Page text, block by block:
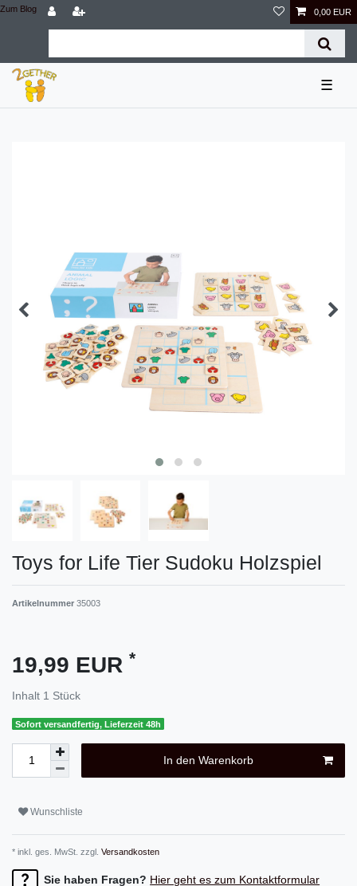
Zum Blog 0,00 EUR
☰
Toys for Life Tier Sudoku Holzspiel
Artikelnummer 35003
19,99 EUR *
Inhalt 1 Stück
Sofort versandfertig, Lieferzeit 48h
In den Warenkorb
Wunschliste
* inkl. ges. MwSt. zzgl. Versandkosten
Sie haben Fragen? Hier geht es zum Kontaktformular